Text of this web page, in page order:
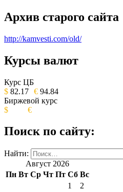
Архив старого сайта
http://kamvesti.com/old/
ОБЩЕСТВЕННО-
ИЗДАНИЕ
Курсы валют
Курс ЦБ
$ 82.17 € 94.84
Биржевой курс
$
€
Поиск по сайту:
Найти:
Август 2026
Пн Вт Ср Чт Пт Сб Вс
1
2